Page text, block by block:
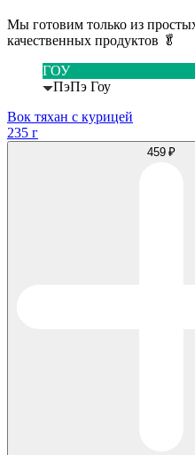
Мы готовим только из
качественных продуктов 🥬
ГОУ
ПэПэ Гоу
Вок тяхан с курицей
235 г
459 ₽